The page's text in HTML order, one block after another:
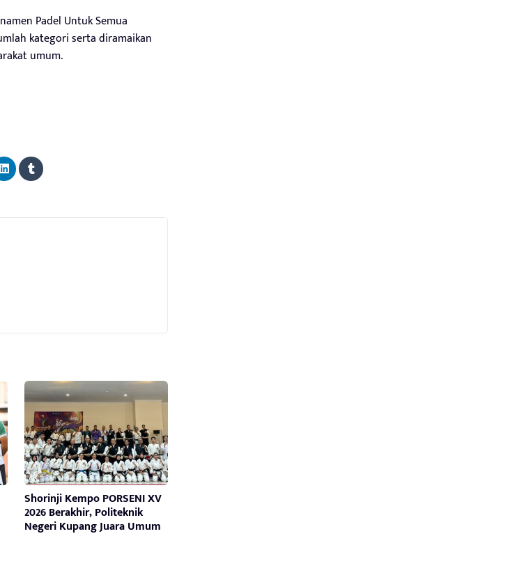
Padel Untuk Semua
kategori serta diramaikan
umum.
Shorinji Kempo PORSENI XV
2026 Berakhir, Politeknik
Negeri Kupang Juara Umum